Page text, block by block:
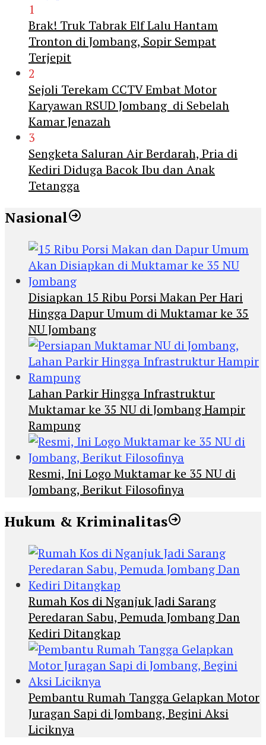
1
Brak! Truk Tabrak Elf Lalu Hantam
Tronton di Jombang, Sopir Sempat
Terjepit
2
Sejoli Terekam CCTV Embat Motor
Karyawan RSUD Jombang di Sebelah
Kamar Jenazah
3
Sengketa Saluran Air Berdarah, Pria di
Kediri Diduga Bacok Ibu dan Anak
Tetangga
Nasional
Disiapkan 15 Ribu Porsi Makan Per Hari
Hingga Dapur Umum di Muktamar ke 35
NU Jombang
Lahan Parkir Hingga Infrastruktur
Muktamar ke 35 NU di Jombang Hampir
Rampung
Resmi, Ini Logo Muktamar ke 35 NU di
Jombang, Berikut Filosofinya
Hukum & Kriminalitas
Rumah Kos di Nganjuk Jadi Sarang
Peredaran Sabu, Pemuda Jombang Dan
Kediri Ditangkap
Pembantu Rumah Tangga Gelapkan Motor
Juragan Sapi di Jombang, Begini Aksi
Liciknya